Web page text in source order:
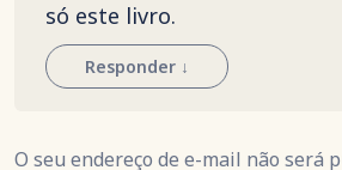
só este livro.
Responder ↓
O seu endereço de e-mail não será